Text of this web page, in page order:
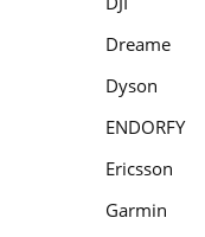
Dreame
Dyson
ENDORFY
Ericsson
Garmin